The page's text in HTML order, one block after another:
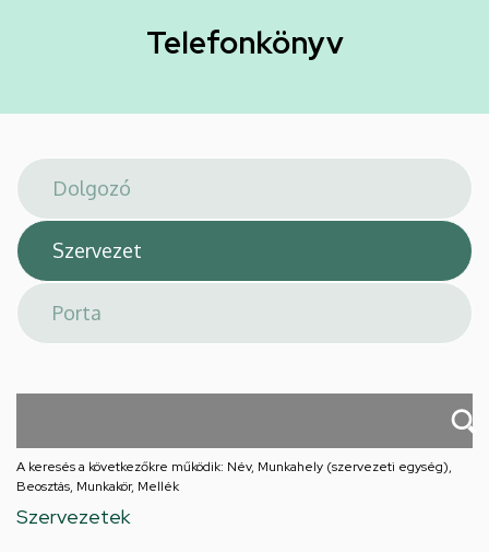
hely
Telefonkönyv
A keresés a következőkre működik: Név, Munkahely (szervezeti egység),
Beosztás, Munkakör, Mellék
Szervezetek